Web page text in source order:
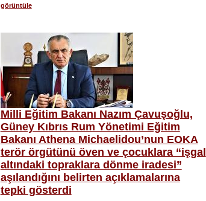
görüntüle
Milli Eğitim Bakanı Nazım Çavuşoğlu,
Güney Kıbrıs Rum Yönetimi Eğitim
Bakanı Athena Michaelidou’nun EOKA
terör örgütünü öven ve çocuklara “işgal
altındaki topraklara dönme iradesi”
aşılandığını belirten açıklamalarına
tepki gösterdi